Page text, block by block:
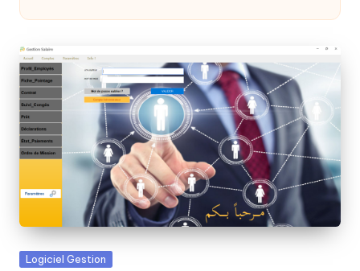
n
-
p
r
o
Posted
Logiciel Gestion